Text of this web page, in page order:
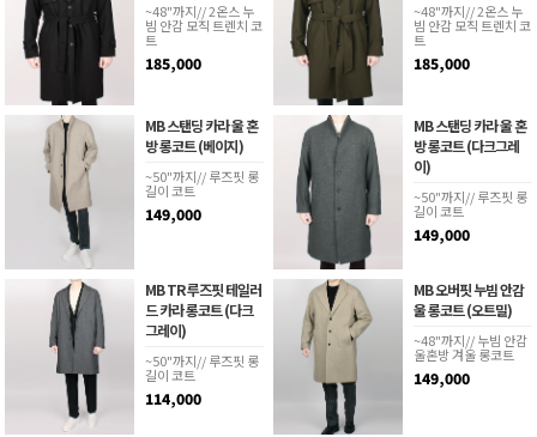
~48"까지// 2온스 누
빔 안감 모직 트렌치 코
트
185,000
~48"까지// 2온스 누
빔 안감 모직 트렌치 코
트
185,000
MB 스탠딩 카라 울 혼
방 롱코트 (베이지)
~50"까지// 루즈핏 롱
길이 코트
149,000
MB 스탠딩 카라 울 혼
방 롱코트 (다크그레
이)
~50"까지// 루즈핏 롱
길이 코트
149,000
MB TR 루즈핏 테일러
드 카라 롱코트 (다크
그레이)
~50"까지// 루즈핏 롱
길이 코트
114,000
MB 오버핏 누빔 안감
울 롱코트 (오트밀)
~48"까지// 누빔 안감
울혼방 겨울 롱코트
149,000